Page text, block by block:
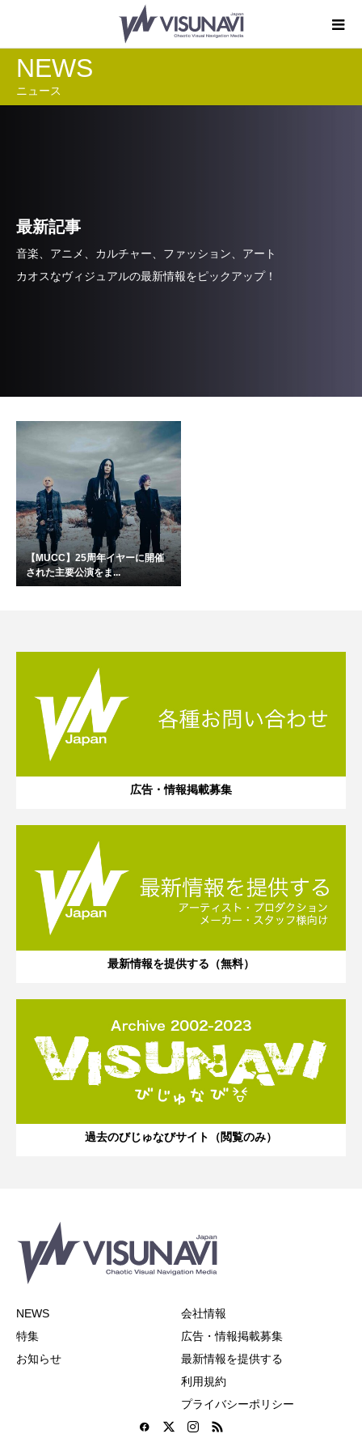
NEWS
ニュース
最新記事
音楽、アニメ、カルチャー、ファッション、アート
カオスなヴィジュアルの最新情報をピックアップ！
【MUCC】25周年イヤーに開催
された主要公演をま...
広告・情報掲載募集
最新情報を提供する（無料）
過去のびじゅなびサイト（閲覧のみ）
NEWS
特集
お知らせ
会社情報
広告・情報掲載募集
最新情報を提供する
利用規約
プライバシーポリシー